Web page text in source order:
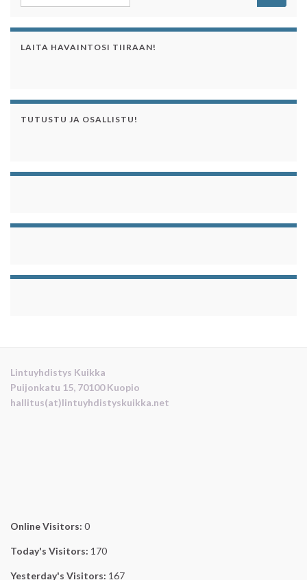
LAITA HAVAINTOSI TIIRAAN!
TUTUSTU JA OSALLISTU!
Lintuyhdistys Kuikka
Puijonkatu 15, 70100 Kuopio
hallitus(at)lintuyhdistyskuikka.net
Online Visitors: 0
Today's Visitors: 170
Yesterday's Visitors: 167